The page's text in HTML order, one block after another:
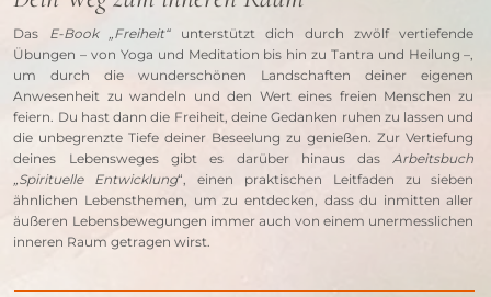
Das E-Book „Freiheit“ unterstützt dich durch zwölf vertiefende
Übungen – von Yoga und Meditation bis hin zu Tantra und Heilung –,
um durch die wunderschönen Landschaften deiner eigenen
Anwesenheit zu wandeln und den Wert eines freien Menschen zu
feiern. Du hast dann die Freiheit, deine Gedanken ruhen zu lassen und
die unbegrenzte Tiefe deiner Beseelung zu genießen. Zur Vertiefung
deines Lebensweges gibt es darüber hinaus das Arbeitsbuch
„Spirituelle Entwicklung“, einen praktischen Leitfaden zu sieben
ähnlichen Lebensthemen, um zu entdecken, dass du inmitten aller
äußeren Lebensbewegungen immer auch von einem unermesslichen
inneren Raum getragen wirst.